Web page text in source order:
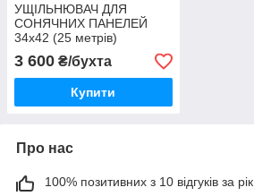
УЩІЛЬНЮВАЧ ДЛЯ
СОНЯЧНИХ ПАНЕЛЕЙ
34х42 (25 метрів)
3 600 ₴/бухта
Купити
Про нас
100% позитивних з 10 відгуків за рік